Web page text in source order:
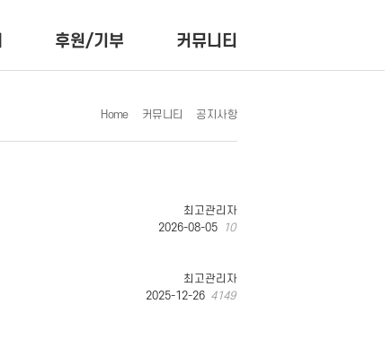
후원/기부 커뮤니티
Home 커뮤니티 공지사항
최고관리자
2026-08-05
10
최고관리자
2025-12-26 4149